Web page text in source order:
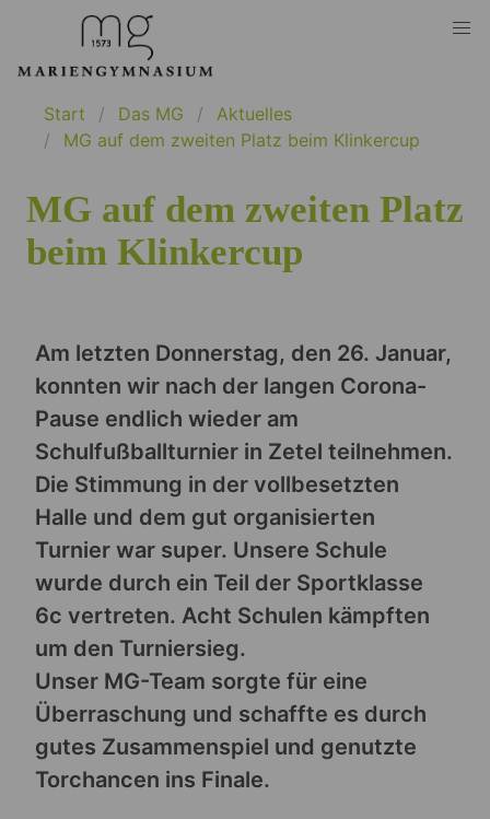
Start Das MG
Aktuelles
MG auf dem zweiten Platz beim Klinkercup
MG auf dem zweiten Platz
beim Klinkercup
Am letzten Donnerstag, den 26. Januar,
konnten wir nach der langen Corona-
Pause endlich wieder am
Schulfußballturnier in Zetel teilnehmen.
Die Stimmung in der vollbesetzten
Halle und dem gut organisierten
Turnier war super. Unsere Schule
wurde durch ein Teil der Sportklasse
6c vertreten. Acht Schulen kämpften
um den Turniersieg.
Unser MG-Team sorgte für eine
Überraschung und schaffte es durch
gutes Zusammenspiel und genutzte
Torchancen ins Finale.